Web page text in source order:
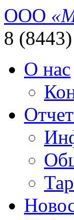
ООО
8
О нас